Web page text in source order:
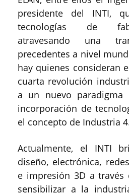
presidente del INTI,
tecnologías de
atravesando una
precedentes a nivel
hay quienes consideran
cuarta revolución
a un nuevo paradigma
incorporación de
el concepto de Industria
Actualmente, el INTI
diseño, electrónica,
e impresión 3D a través
sensibilizar a la